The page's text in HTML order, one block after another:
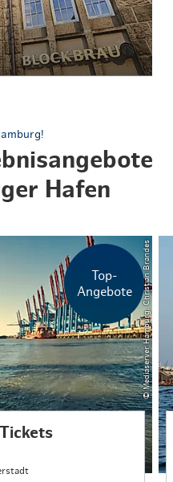
Hafen
Top-
Angebote
© Mediaserver Hamburg, Christian Brandes